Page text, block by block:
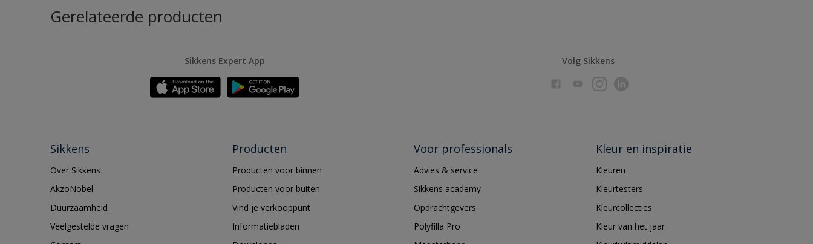
Gerelateerde producten
Sikkens Expert App Volg Sikkens
Sikkens
Over Sikkens
AkzoNobel
Duurzaamheid
Veelgestelde vragen
Producten
Producten voor binnen
Producten voor buiten
Vind je verkooppunt
Informatiebladen
Voor professionals
Advies & service
Sikkens academy
Opdrachtgevers
Polyfilla Pro
Kleur en inspiratie
Kleuren
Kleurtesters
Kleurcollecties
Kleur van het jaar